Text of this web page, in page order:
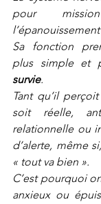
pour
Sa fonction
plus simple et
survie.
Tant qu’il
soit réelle,
relationnelle ou
d’alerte, même
« tout va bien ».
C’est pourquoi
anxieux ou